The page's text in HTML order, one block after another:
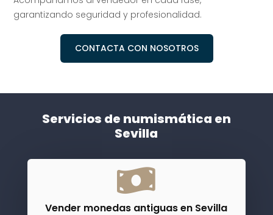
garantizando seguridad y profesionalidad.
CONTACTA CON NOSOTROS
Servicios de numismática en
Sevilla

Vender monedas antiguas en Sevilla